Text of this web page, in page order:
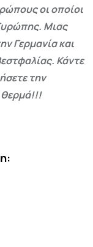
οι οποίοι
Μιας
Γερμανία και
Κάντε
την
θερμά!!!